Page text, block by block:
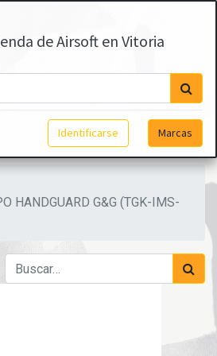
de Airsoft en Vitoria
Identificarse Marcas
HANDGUARD G&G (TGK-IMS-